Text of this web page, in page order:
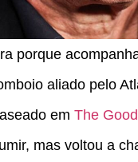
porque
aliado pelo
em The
mas voltou a